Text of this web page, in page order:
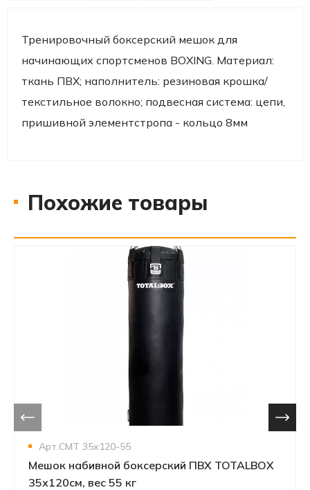
Тренировочный боксерский мешок для
начинающих спортсменов BOXING. Материал:
ткань ПВХ; наполнитель: резиновая крошка/
текстильное волокно; подвесная система: цепи,
пришивной элементстропа - кольцо 8мм
Похожие товары
Арт.СМТ 35х120-55
Мешок набивной боксерский ПВХ TOTALBOX
35х120см, вес 55 кг